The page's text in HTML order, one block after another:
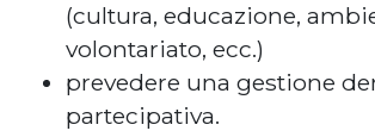
(cultura, educazione,
volontariato, ecc.)
prevedere una gestione
partecipativa.